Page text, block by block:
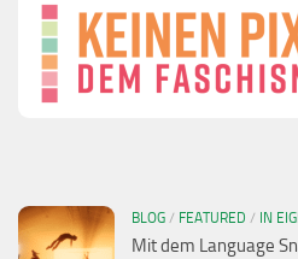
BLOG / FEATURED / IN
Mit dem Language